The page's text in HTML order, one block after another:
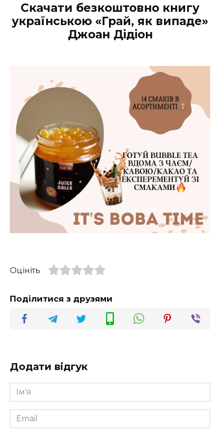
Скачати безкоштовно книгу
українською «Грай, як випаде»
Джоан Дідіон
Оцініть
Поділитися з друзями
Додати відгук
Ім'я
*
Email
*